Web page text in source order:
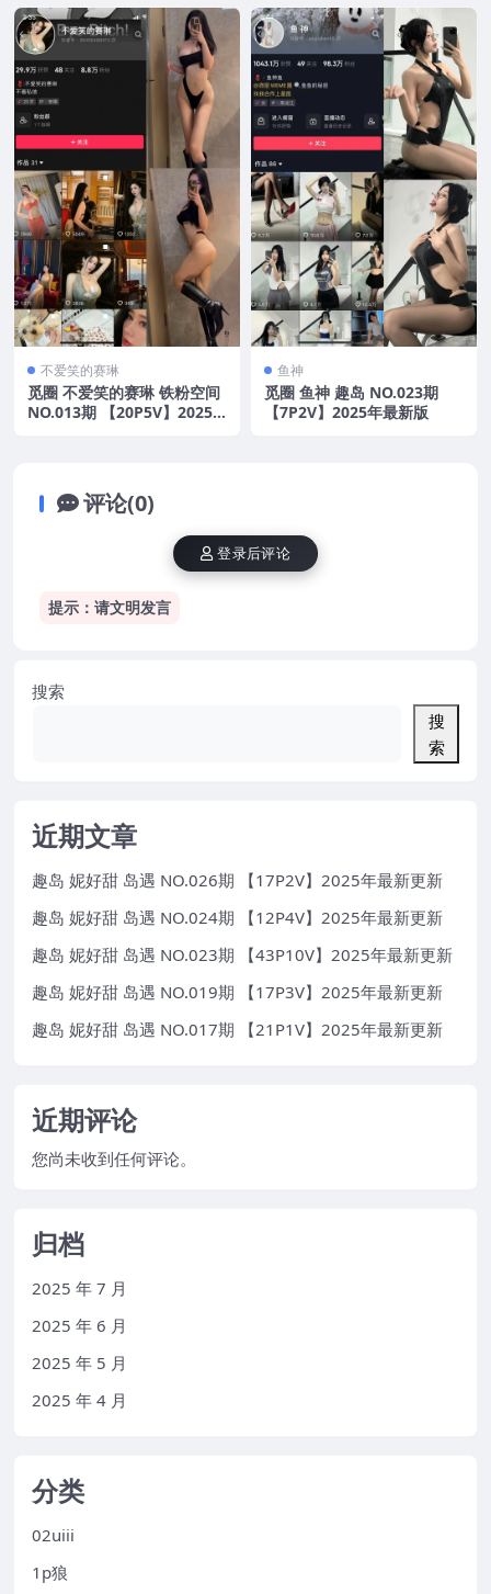
不爱笑的赛琳
觅圈 不爱笑的赛琳 铁粉空间
NO.013期 【20P5V】2025
鱼神
觅圈 鱼神 趣岛 NO.023期
【7P2V】2025年最新版
评论(0)
提示：请文明发言
登录后评论
搜索
搜
索
近期文章
趣岛 妮好甜 岛遇 NO.026期 【17P2V】2025年最新更新
趣岛 妮好甜 岛遇 NO.024期 【12P4V】2025年最新更新
趣岛 妮好甜 岛遇 NO.023期 【43P10V】2025年最新更新
趣岛 妮好甜 岛遇 NO.019期 【17P3V】2025年最新更新
趣岛 妮好甜 岛遇 NO.017期 【21P1V】2025年最新更新
近期评论
您尚未收到任何评论。
归档
2025 年 7 月
2025 年 6 月
2025 年 5 月
2025 年 4 月
分类
02uiii
1p狼